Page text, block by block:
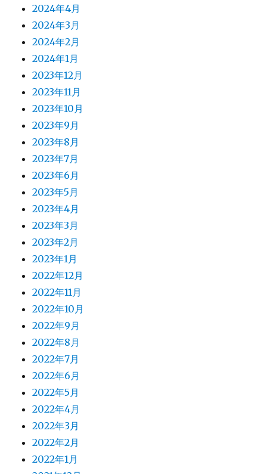
2024年4月
2024年3月
2024年2月
2024年1月
2023年12月
2023年11月
2023年10月
2023年9月
2023年8月
2023年7月
2023年6月
2023年5月
2023年4月
2023年3月
2023年2月
2023年1月
2022年12月
2022年11月
2022年10月
2022年9月
2022年8月
2022年7月
2022年6月
2022年5月
2022年4月
2022年3月
2022年2月
2022年1月